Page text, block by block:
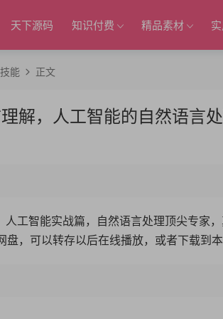
天下源码 知识付费 精品素材
能 正文
解，人工智能的自然语言
人工智能实战篇，自然语言处理顶尖专家
，可以转存以后在线播放，或者下载到